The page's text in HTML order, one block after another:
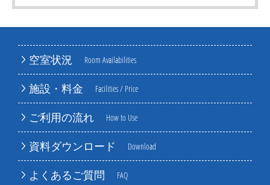
空室状況 Room Availabilities
施設・料金 Facilities / Price
ご利用の流れ How to Use
資料ダウンロード Download
よくあるご質問 FAQ